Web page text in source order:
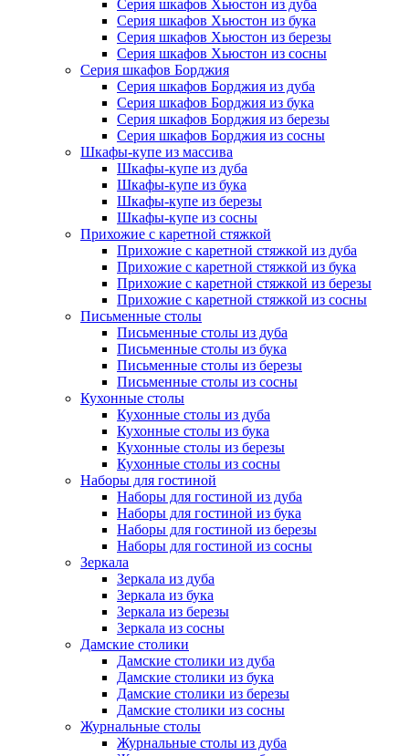
Серия шкафов Хьюстон из дуба
Серия шкафов Хьюстон из бука
Серия шкафов Хьюстон из березы
Серия шкафов Хьюстон из сосны
Серия шкафов Борджия
Серия шкафов Борджия из дуба
Серия шкафов Борджия из бука
Серия шкафов Борджия из березы
Серия шкафов Борджия из сосны
Шкафы-купе из массива
Шкафы-купе из дуба
Шкафы-купе из бука
Шкафы-купе из березы
Шкафы-купе из сосны
Прихожие с каретной стяжкой
Прихожие с каретной стяжкой из дуба
Прихожие с каретной стяжкой из бука
Прихожие с каретной стяжкой из березы
Прихожие с каретной стяжкой из сосны
Письменные столы
Письменные столы из дуба
Письменные столы из бука
Письменные столы из березы
Письменные столы из сосны
Кухонные столы
Кухонные столы из дуба
Кухонные столы из бука
Кухонные столы из березы
Кухонные столы из сосны
Наборы для гостиной
Наборы для гостиной из дуба
Наборы для гостиной из бука
Наборы для гостиной из березы
Наборы для гостиной из сосны
Зеркала
Зеркала из дуба
Зеркала из бука
Зеркала из березы
Зеркала из сосны
Дамские столики
Дамские столики из дуба
Дамские столики из бука
Дамские столики из березы
Дамские столики из сосны
Журнальные столы
Журнальные столы из дуба